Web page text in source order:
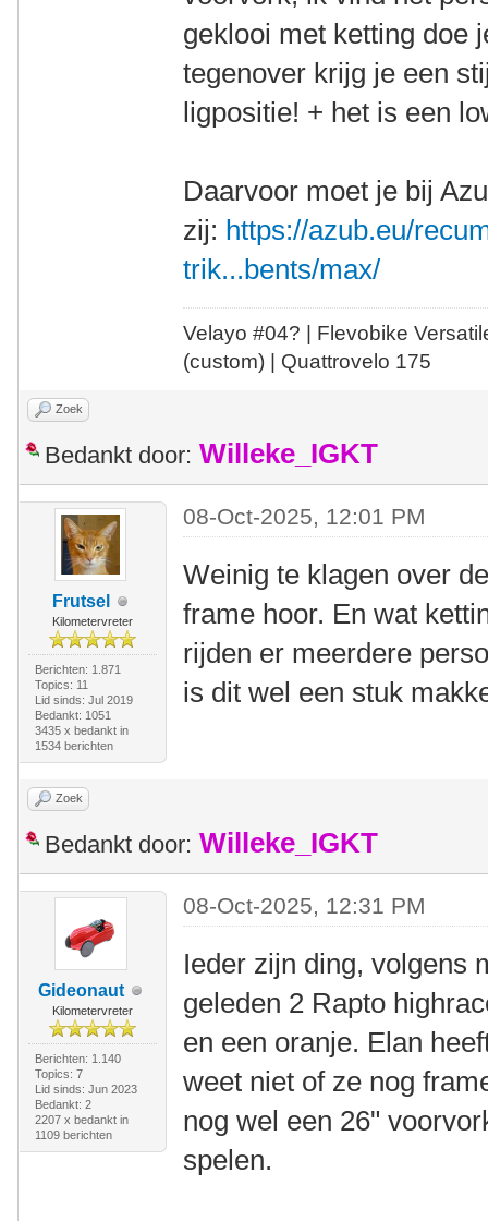
geklooi met ketting doe
tegenover krijg je een
ligpositie! + het is een
Daarvoor moet je bij
zij: https://azub.eu/
trik...bents/max/
Velayo #04? | Flevobike
(custom) | Quattrovelo 175
Zoek
Bedankt door: Willeke_IGKT
Frutsel
Kilometervreter
Berichten: 1.871
Topics: 11
Lid sinds: Jul 2019
Bedankt: 1051
3435 x bedankt in
1534 berichten
08-Oct-2025, 12:01 PM
Weinig te klagen over
frame hoor. En wat
rijden er meerdere
is dit wel een stuk
Zoek
Bedankt door: Willeke_IGKT
Gideonaut
Kilometervreter
Berichten: 1.140
Topics: 7
Lid sinds: Jun 2023
Bedankt: 2
2207 x bedankt in
1109 berichten
08-Oct-2025, 12:31 PM
Ieder zijn ding, volgens
geleden 2 Rapto
en een oranje. Elan
weet niet of ze nog
nog wel een 26"
spelen.